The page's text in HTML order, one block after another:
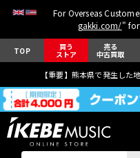
For Overseas
gakki.com/"
TOP 買う
ストア
売る
中古買取
【重要】熊本県で発生した